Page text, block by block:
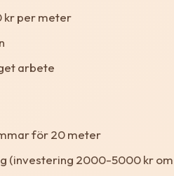
kr per meter
arbete
för 20 meter
(investering 2000-5000 kr om